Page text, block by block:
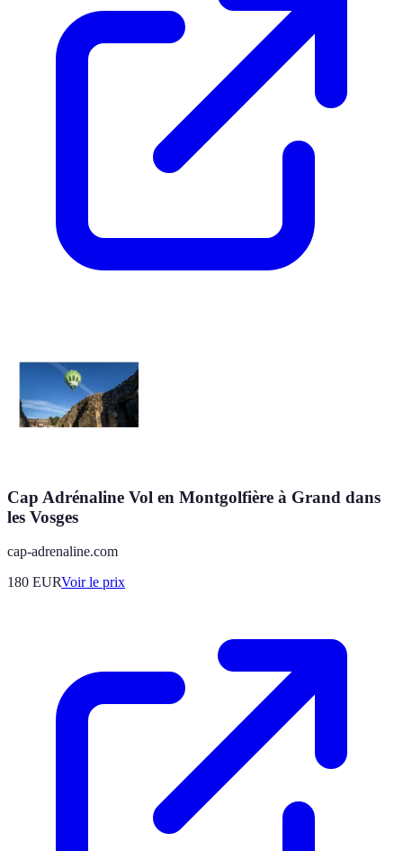
Cap Adrénaline Vol en Montgolfière à Grand dans
les Vosges
cap-adrenaline.com
180 EURVoir le prix